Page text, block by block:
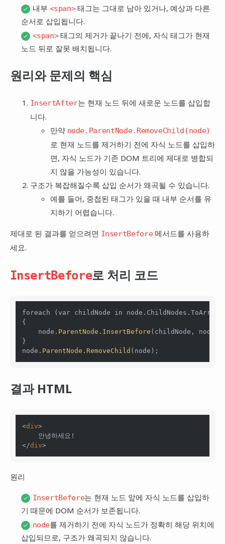
내부 <span>태그는 그대로 남아 있거나, 예상과 다른
순서로 삽입됩니다.
<span>태그의 제거가 끝나기 전에, 자식 태그가 현재
노드 뒤로 잘못 배치됩니다.
원리와 문제의 핵심
InsertAfter는 현재 노드 뒤에 새로운 노드를 삽입합
니다.
만약 node.ParentNode.RemoveChild(node)
로 현재 노드를 제거하기 전에 자식 노드를 삽입하
면, 자식 노드가 기존 DOM 트리에 제대로 병합되
지 않을 가능성이 있습니다.
구조가 복잡해질수록 삽입 순서가 왜곡될 수 있습니다.
예를 들어, 중첩된 태그가 있을 때 내부 순서를 유
지하기 어렵습니다.
제대로 된 결과를 얻으려면 InsertBefore메서드를 사용하
세요.
InsertBefore로 처리 코드
foreach (var childNode in
{
    node
.ParentNode .InsertBefore (childNode, node);
}
node .ParentNode .RemoveChild
결과 HTML
<div>
    안녕하세요!
</div
원리
InsertBefore는 현재 노드 앞에 자식 노드를 삽입하
기 때문에 DOM 순서가 보존됩니다.
node를 제거하기 전에 자식 노드가 정확히 해당 위치에
삽입되므로, 구조가 왜곡되지 않습니다.